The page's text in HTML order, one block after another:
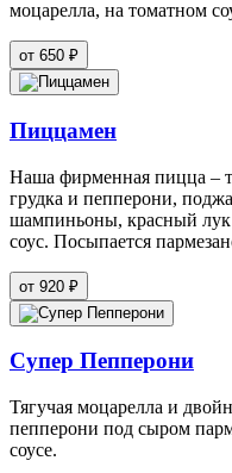
моцарелла, на томатном
от 650 ₽
Пиццамен
Наша фирменная пицца –
грудка и пепперони,
шампиньоны, красный
соус. Посыпается
от 920 ₽
Супер Пеппeрони
Тягучая моцарелла и
пепперони под сыром
соусе.